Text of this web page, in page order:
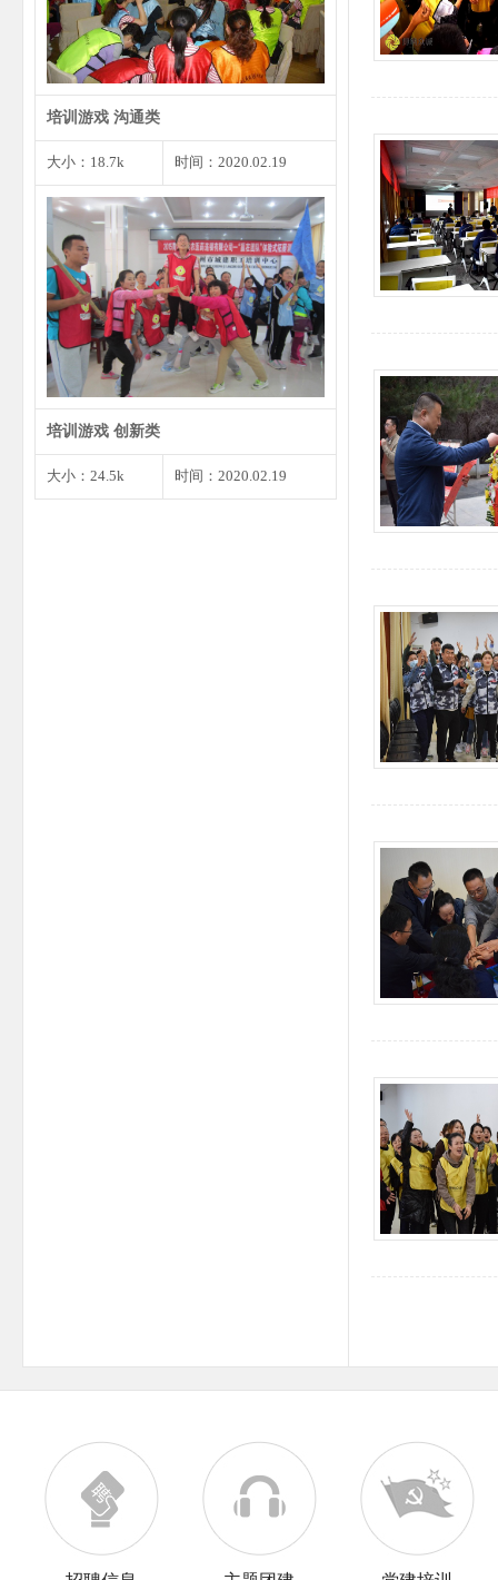
培训游戏 沟通类
大小：18.7k 时间：2020.02.19
1、将预先准备好的婚礼请柬发给
大家，确保每个角色都有…
培训游戏 创新类
大小：24.5k 时间：2020.02.19